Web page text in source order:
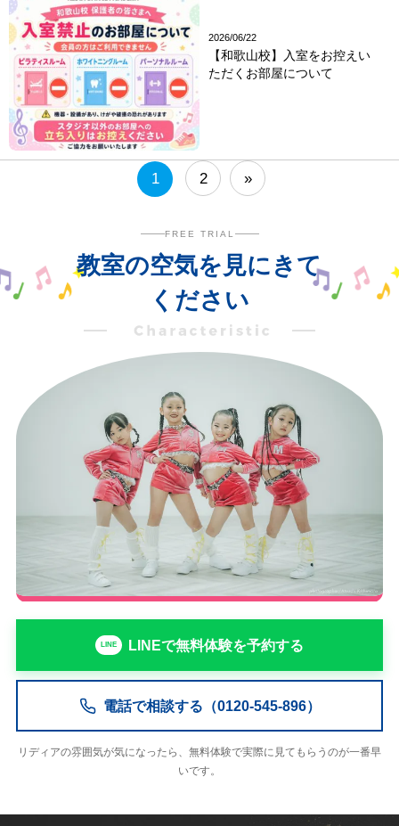
2026/06/22
【和歌山校】入室をお控えい
ただくお部屋について
1 2 »
FREE TRIAL
教室の空気を見にきて
ください
LINEで無料体験を予約する
電話で相談する（0120-545-896）
リディアの雰囲気が気になったら、無料体験で実際に見てもらうのが一番早
いです。